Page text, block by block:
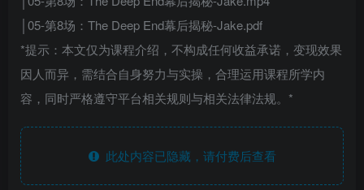
│05-第8场：The Deep End幕后揭秘-Jake.pdf
*提示：本文仅为课程介绍，不构成任何收益承诺，变现效果
因人而异，需结合自身努力与实操，合理运用课程所学内
容，同时严格遵守平台相关规则与相关法律法规。*
此处内容已隐藏，请付费后查看